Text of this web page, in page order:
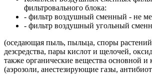
фильтровального блока:
- фильтр воздушный сменный - не
- фильтр воздушный угольный
(оседающая пыль, пыльца, споры
дезсредства, пары кислот и щелочей,
также органические вещества основной
(аэрозоли, анестезирующие газы,